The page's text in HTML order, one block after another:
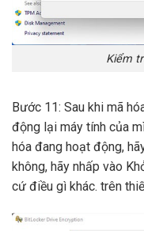
Kiểm
Bước 11: Sau khi mã
động lại máy tính của
hóa đang hoạt động,
không, hãy nhấp vào
cứ điều gì khác. trên